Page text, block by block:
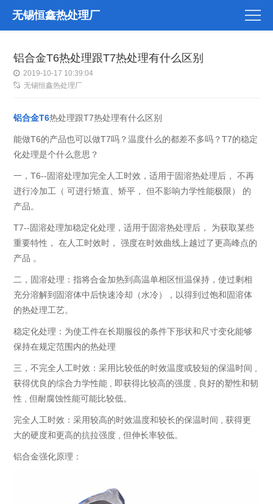
无锡恒鑫热处理厂
铝合金T6热处理跟T7热处理有什么区别
2019-10-17 10:39:04
无锡恒鑫热处理厂
铝合金T6热处理跟T7热处理有什么区别
能做T6的产品也可以做T7吗？温度什么的都差不多吗？T7的稳定
化处理是个什么意思？
一，T6--固溶处理加完全人工时效，适用于固溶热处理后， 不再
进行冷加工（ 可进行矫直、矫平， 但不影响力学性能极限） 的
产品。
T7--固溶处理加稳定化处理，适用于固溶热处理后， 为获取某些
重要特性， 在人工时效时， 强度在时效曲线上越过了更高峰点的
产品 。
二，固溶处理：指将合金加热到高温单相区恒温保持，使过剩相
充分溶解到固溶体中后快速冷却（水冷），以得到过饱和固溶体
的热处理工艺。
稳定化处理：为使工件在长期服役的条件下形状和尺寸变化能够
保持在规定范围内的热处理
三，不完全人工时效：采用比较低的时效温度或较短的保温时间 ,
获得优良的综合力学性能 , 即获得比较高的强度 , 良好的塑性和韧
性 , 但耐腐蚀性能可能比较低。
完全人工时效：采用较高的时效温度和较长的保温时间 , 获得更
大的硬度和更高的抗拉强度 , 但伸长率较低。
铝合金强化原理：